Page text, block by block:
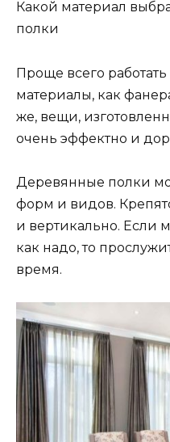
Какой материал
полки
Проще всего
материалы, как
же, вещи,
очень эффектно и
Деревянные полки
форм и видов.
и вертикально. Если
как надо, то
время.